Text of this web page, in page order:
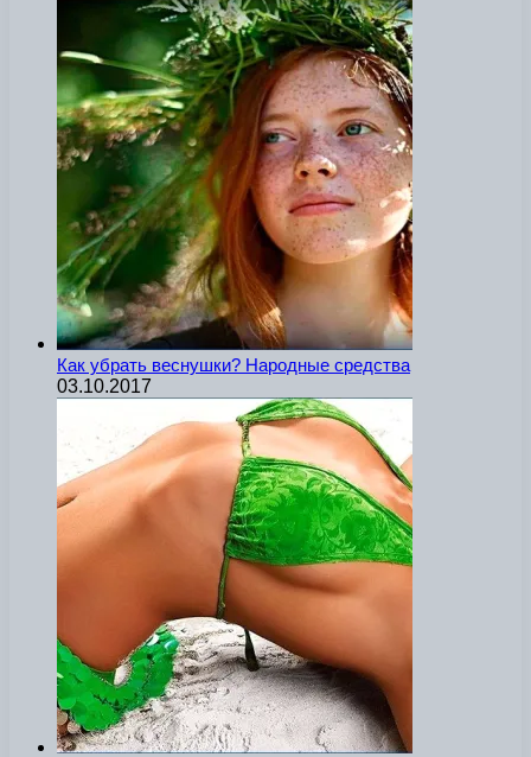
Как убрать веснушки? Народные средства
03.10.2017